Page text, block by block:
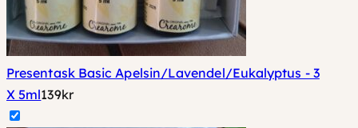
Presentask Basic Apelsin/Lavendel/Eukalyptus - 3
X 5ml139kr